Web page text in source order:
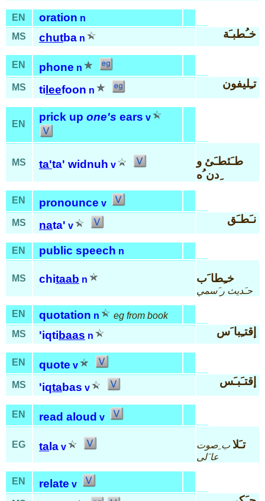
EN oration n
MS
chutba n خـُطبـَة
EN phone n
MS
ti leefoon n
تـِليفون
EN
prick up one's ears v
MS ta'ta' widnuh v
طـَئطـَئ و
ِدن ُه
EN pronounce v
MS
nata' v
نـَطـَق
EN public speech n
MS chitaab n خـِطا َب
حـَديث ر َسمي
EN quotation n
eg from book
MS
'iqtibaas n إقتـِبا َس
EN quote v
MS
'iqtabas v
إقتـَبـَس
EN read aloud v
EG ta la v تـَلا ب ِصوت
عا َلى
EN relate v